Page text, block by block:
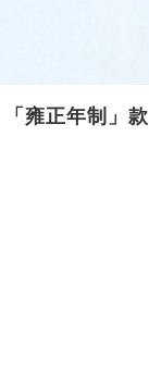
雍正年制」款